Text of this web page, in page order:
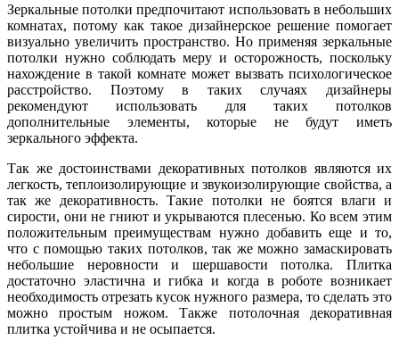
Зеркальные потолки предпочитают использовать в небольших
комнатах, потому как такое дизайнерское решение помогает
визуально увеличить пространство. Но применяя зеркальные
потолки нужно соблюдать меру и осторожность, поскольку
нахождение в такой комнате может вызвать психологическое
расстройство. Поэтому в таких случаях дизайнеры
рекомендуют использовать для таких потолков
дополнительные элементы, которые не будут иметь
зеркального эффекта.
Так же достоинствами декоративных потолков являются их
легкость, теплоизолирующие и звукоизолирующие свойства, а
так же декоративность. Такие потолки не боятся влаги и
сирости, они не гниют и укрываются плесенью. Ко всем этим
положительным преимуществам нужно добавить еще и то,
что с помощью таких потолков, так же можно замаскировать
небольшие неровности и шершавости потолка. Плитка
достаточно эластична и гибка и когда в роботе возникает
необходимость отрезать кусок нужного размера, то сделать это
можно простым ножом. Также потолочная декоративная
плитка устойчива и не осыпается.